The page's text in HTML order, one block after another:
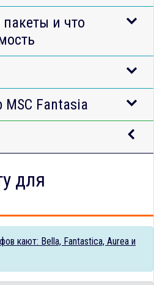
и что
Fantasia
для
кают: Bella, Fantastica, Aurea и